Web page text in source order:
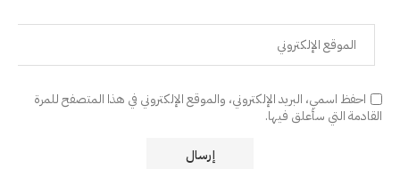
احفظ اسمي، البريد الإلكتروني، والموقع الإلكتروني في هذا المتصفح للمرة
القادمة التي سأعلق فيها.